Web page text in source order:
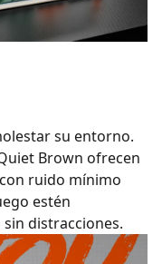
su entorno.
Brown ofrecen
ruido mínimo
estén
distracciones.